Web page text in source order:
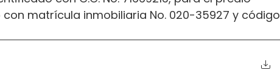
matrícula inmobiliaria No. 020-35927 y código